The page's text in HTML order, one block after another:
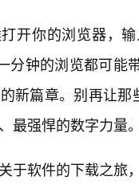
开你的浏览器，
分钟的浏览都可能
新篇章。别再让
最强悍的数字力量
于软件的下载之旅